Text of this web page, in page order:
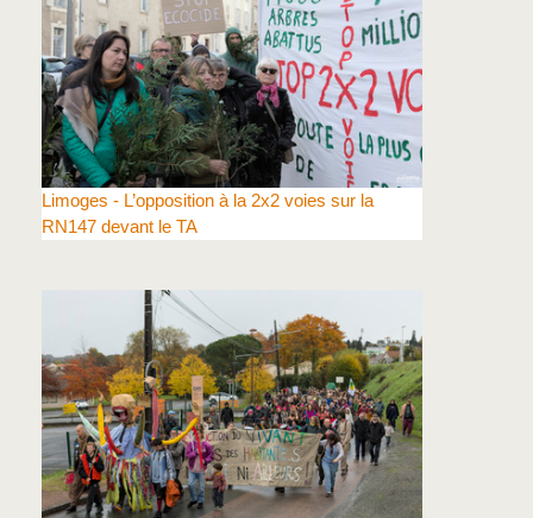
Limoges - L’opposition à la 2x2 voies sur la
RN147 devant le TA